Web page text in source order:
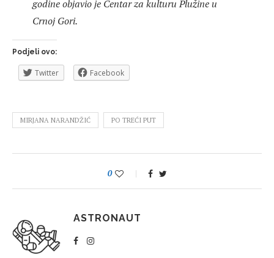
godine objavio je Centar za kulturu Plužine u
Crnoj Gori.
Podjeli ovo:
Twitter Facebook
MIRJANA NARANDŽIĆ PO TREĆI PUT
0
ASTRONAUT